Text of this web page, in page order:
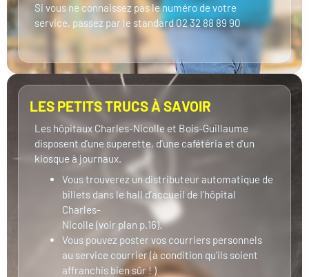
Si vous ne connaissez pas le numéro de votre
service, passez par le standard 02 32 88 89 90
LES PETITS TRUCS À SAVOIR
Les hôpitaux Charles-Nicolle et Bois-Guillaume
disposent d’une superette, d’une cafétéria et d’un
kiosque à journaux.
Vous trouverez un distributeur automatique de
billets dans le hall d’accueil de l’hôpital
Charles-
Nicolle (voir plan p.16).
Vous pouvez poster vos courriers personnels
au service courrier (à condition qu’ils soient
affranchis bien sûr ! )